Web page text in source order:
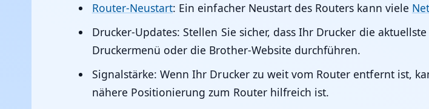
Router-Neustart: Ein einfacher Neustart des Routers kann viele
Drucker-Updates: Stellen Sie sicher, dass Ihr Drucker die
Druckermenü oder die Brother-Website durchführen.
Signalstärke: Wenn Ihr Drucker zu weit vom Router entfernt ist,
nähere Positionierung zum Router hilfreich ist.